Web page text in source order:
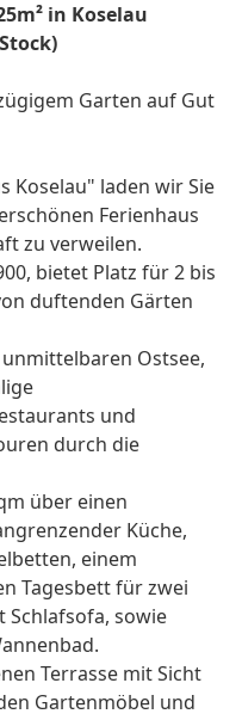
in Koselau
Garten auf Gut
Koselau" laden wir Sie
Ferienhaus
zu verweilen.
bietet Platz für 2 bis
duftenden Gärten
Ostsee,
und
durch die
über einen
Küche,
einem
Tagesbett für zwei
Schlafsofa, sowie
Terrasse mit Sicht
Gartenmöbel und